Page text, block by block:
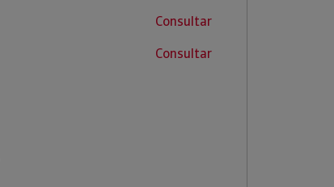
Consultar
Consultar